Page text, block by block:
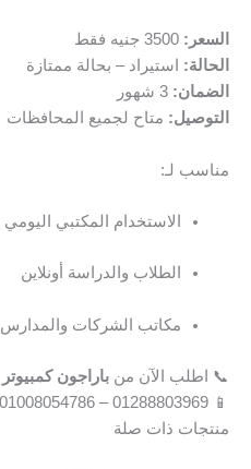
السعر:
الحالة: استيراد – بحالة ممتازة
الضمان:
التوصيل: متاح لجميع المحافظات
مناسب لـ:
الاستخدام المكتبي اليومي
الطلاب والدراسة أونلاين
مكاتب الشركات والمدارس
📞 اطلب الآن من باراجون كمبيوتر
📱 01288803969 – 01008054786
منتجات ذات صلة